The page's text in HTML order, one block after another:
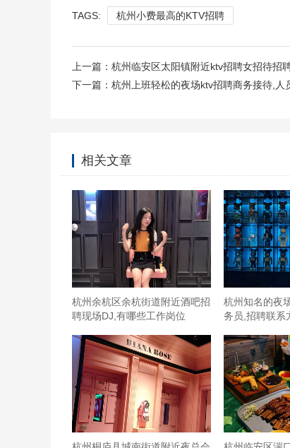
TAGS: 杭州小费最高的KTV招聘
上一篇： 杭州临安区太阳镇附近ktv招聘女招待招
下一篇： 杭州上班轻松的夜场ktv招聘商务接待,人
相关文章
杭州余杭区余杭街道附近酒吧招
聘现场DJ,有哪些工作岗位
杭州知名的夜
务员,招聘联系